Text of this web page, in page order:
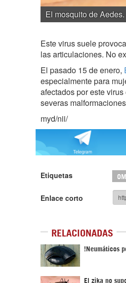
El mosquito de Aedes.
Este virus suele
las articulaciones. No
El pasado 15 de enero,
especialmente para
afectados por este
severas
myd/nii/
Etiquetas
Enlace corto
RELACIONADAS
!Neumáticos
El zika no